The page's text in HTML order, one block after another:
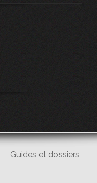
Guides et dossiers